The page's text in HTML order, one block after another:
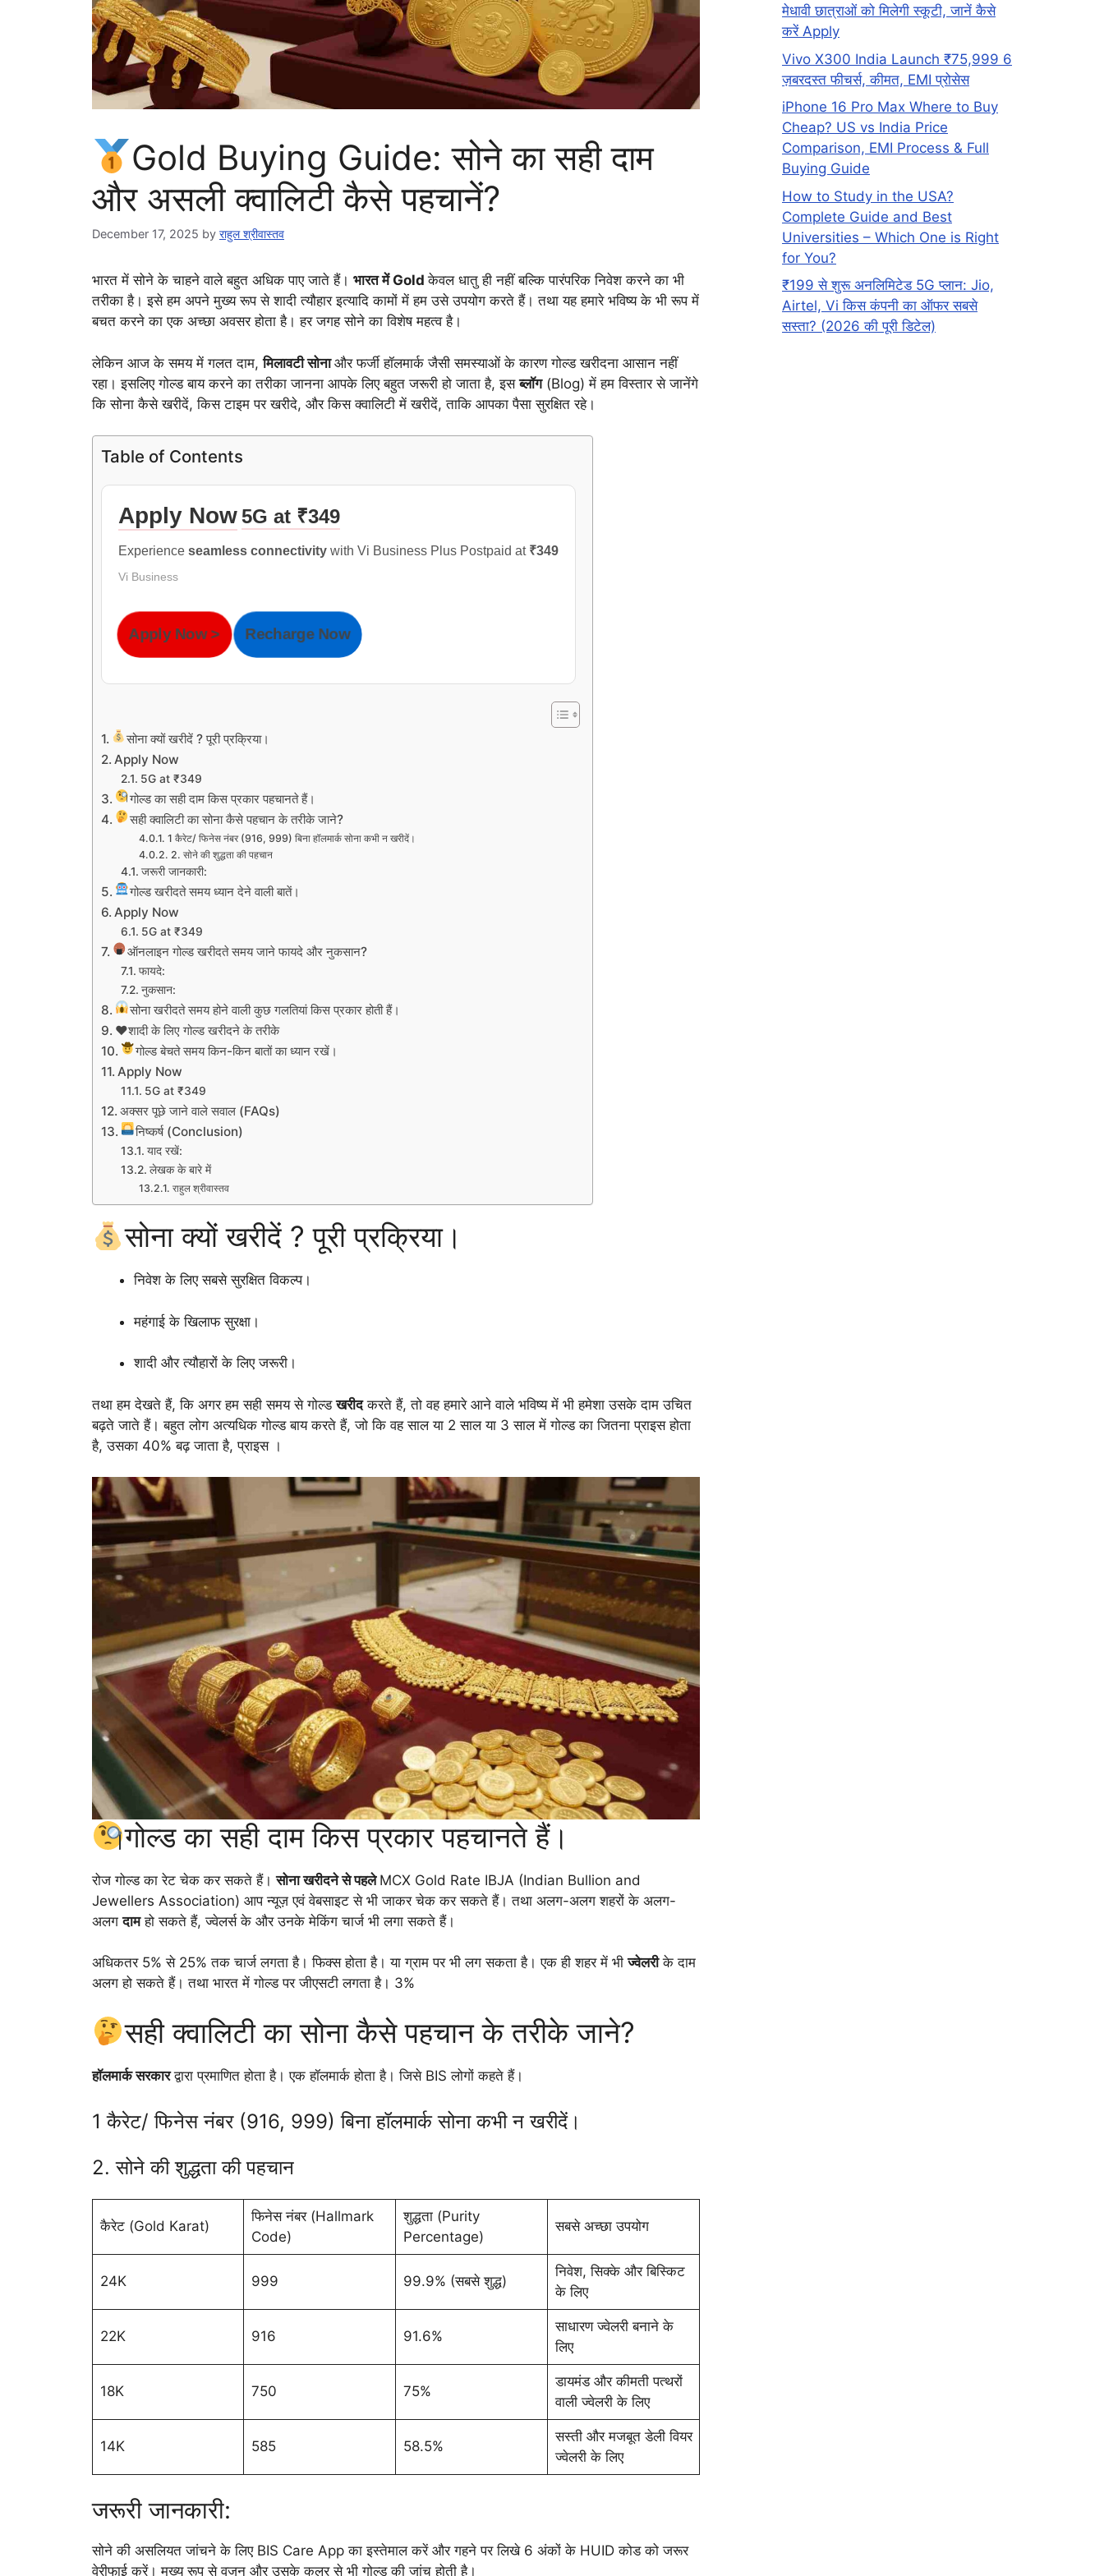
Gold Buying Guide: सोने का सही दाम
और असली क्वालिटी कैसे पहचानें?
December 17, 2025 by राहुल श्रीवास्तव
भारत में सोने के चाहने वाले बहुत अधिक पाए जाते हैं। भारत में Goldकेवल धातु ही नहीं बल्कि पारंपरिक निवेश करने का भी
तरीका है। इसे हम अपने मुख्य रूप से शादी त्यौहार इत्यादि कामों में हम उसे उपयोग करते हैं। तथा यह हमारे भविष्य के भी रूप में
बचत करने का एक अच्छा अवसर होता है। हर जगह सोने का विशेष महत्व है।
लेकिन आज के समय में गलत दाम,मिलावटी सोनाऔर फर्जी हॉलमार्क जैसी समस्याओं के कारण गोल्ड खरीदना आसान नहीं
रहा। इसलिए गोल्ड बाय करने का तरीका जानना आपके लिए बहुत जरूरी हो जाता है, इसब्लॉग(Blog) में हम विस्तार से जानेंगे
कि सोना कैसे खरीदें, किस टाइम पर खरीदे, और किस क्वालिटी में खरीदें, ताकि आपका पैसा सुरक्षित रहे।
Table of Contents
Apply Now5G at ₹349
Experience seamless connectivity with Vi Business Plus Postpaid at ₹349
Vi Business
Apply Now > Recharge Now
सोना क्यों खरीदें ? पूरी प्रक्रिया।
Apply Now
5G at ₹349
गोल्ड का सही दाम किस प्रकार पहचानते हैं।
सही क्वालिटी का सोना कैसे पहचान के तरीके जाने?
1 कैरेट/ फिनेस नंबर (916, 999) बिना हॉलमार्क सोना कभी न खरीदें।
2. सोने की शुद्धता की पहचान
जरूरी जानकारी:
गोल्ड खरीदते समय ध्यान देने वाली बातें।
Apply Now
5G at ₹349
ऑनलाइन गोल्ड खरीदते समय जाने फायदे और नुकसान?
फायदे:
नुकसान:
सोना खरीदते समय होने वाली कुछ गलतियां किस प्रकार होती हैं।
♥️शादी के लिए गोल्ड खरीदने के तरीके
गोल्ड बेचते समय किन-किन बातों का ध्यान रखें।
Apply Now
5G at ₹349
अक्सर पूछे जाने वाले सवाल (FAQs)
निष्कर्ष (Conclusion)
याद रखें:
लेखक के बारे में
राहुल श्रीवास्तव
सोना क्यों खरीदें ? पूरी प्रक्रिया।
निवेश के लिए सबसे सुरक्षित विकल्प।
महंगाई के खिलाफ सुरक्षा।
शादी और त्यौहारों के लिए जरूरी।
तथा हम देखते हैं, कि अगर हम सही समय से गोल्डखरीदकरते हैं, तो वह हमारे आने वाले भविष्य में भी हमेशा उसके दाम उचित
बढ़ते जाते हैं। बहुत लोग अत्यधिक गोल्ड बाय करते हैं, जो कि वह साल या 2 साल या 3 साल में गोल्ड का जितना प्राइस होता
है, उसका 40% बढ़ जाता है, प्राइस ।
गोल्ड का सही दाम किस प्रकार पहचानते हैं।
रोज गोल्ड का रेट चेक कर सकते हैं।सोना खरीदने से पहले MCX Gold Rate IBJA (Indian Bullion and
Jewellers Association) आप न्यूज़ एवं वेबसाइट से भी जाकर चेक कर सकते हैं। तथा अलग-अलग शहरों के अलग-
अलगदामहो सकते हैं, ज्वेलर्स के और उनके मेकिंग चार्ज भी लगा सकते हैं।
अधिकतर 5% से 25% तक चार्ज लगता है। फिक्स होता है। या ग्राम पर भी लग सकता है। एक ही शहर में भीज्वेलरीके दाम
अलग हो सकते हैं। तथा भारत में गोल्ड पर जीएसटी लगता है। 3%
सही क्वालिटी का सोना कैसे पहचान के तरीके जाने?
हॉलमार्क सरकारद्वारा प्रमाणित होता है। एक हॉलमार्क होता है। जिसे BIS लोगों कहते हैं।
1 कैरेट/ फिनेस नंबर (916, 999) बिना हॉलमार्क सोना कभी न खरीदें।
2. सोने की शुद्धता की पहचान
कैरेट (Gold Karat)
फिनेस नंबर (Hallmark
Code)
शुद्धता (Purity
Percentage)
सबसे अच्छा उपयोग
24K 999 99.9% (सबसे शुद्ध)
निवेश, सिक्के और बिस्किट
के लिए
22K 916 91.6%
साधारण ज्वेलरी बनाने के
लिए
18K 750 75%
डायमंड और कीमती पत्थरों
वाली ज्वेलरी के लिए
14K 585 58.5%
सस्ती और मजबूत डेली वियर
ज्वेलरी के लिए
जरूरी जानकारी:
सोने की असलियत जांचने के लिए BIS Care App का इस्तेमाल करें और गहने पर लिखे 6 अंकों के HUID कोड को जरूर
वेरीफाई करें। मुख्य रूप से वजन और उसके कलर से भी गोल्ड की जांच होती है।
मेधावी छात्राओं को मिलेगी स्कूटी, जानें कैसे
करें Apply
Vivo X300 India Launch ₹75,999 6
ज़बरदस्त फीचर्स, कीमत, EMI प्रोसेस
iPhone 16 Pro Max Where to Buy
Cheap? US vs India Price
Comparison, EMI Process & Full
Buying Guide
How to Study in the USA?
Complete Guide and Best
Universities – Which One is Right
for You?
₹199 से शुरू अनलिमिटेड 5G प्लान: Jio,
Airtel, Vi किस कंपनी का ऑफर सबसे
सस्ता? (2026 की पूरी डिटेल)